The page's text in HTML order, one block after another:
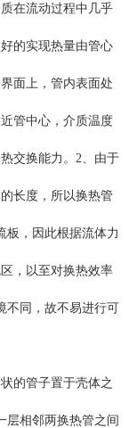
在流动过程中几乎
的实现热量由管心
面上，管内表面处
管中心，介质温度
交换能力。2、由于
长度，所以换热管
板，因此根据流体力
，以至对换热效率
不同，故不易进行可
的管子置于壳体之
层相邻两换热管之间